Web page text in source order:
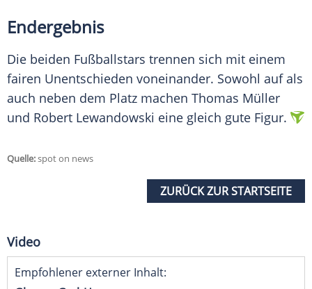
Endergebnis
Die beiden Fußballstars trennen sich mit einem
fairen Unentschieden voneinander. Sowohl auf als
auch neben dem Platz machen Thomas Müller
und Robert Lewandowski eine gleich gute Figur.
Quelle:spot on news
ZURÜCK ZUR STARTSEITE
Video
Empfohlener externer Inhalt: